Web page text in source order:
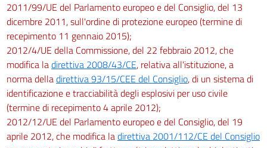
2011/99/UE del Parlamento europeo e del Consiglio, del 13
dicembre 2011, sull'ordine di protezione europeo (termine di
recepimento 11 gennaio 2015);
2012/4/UE della Commissione, del 22 febbraio 2012, che
modifica ladirettiva 2008/43/CE, relativa all'istituzione, a
norma delladirettiva 93/15/CEE del Consiglio, di un sistema di
identificazione e tracciabilità degli esplosivi per uso civile
(termine di recepimento 4 aprile 2012);
2012/12/UE del Parlamento europeo e del Consiglio, del 19
aprile 2012, che modifica ladirettiva 2001/112/CE del Consiglio